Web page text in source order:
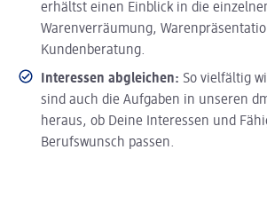
erhältst einen Einblick in die
Warenverräumung,
Kundenberatung.
Interessen abgleichen: So vielfältig
sind auch die Aufgaben in unseren
heraus, ob Deine Interessen und
Berufswunsch passen.